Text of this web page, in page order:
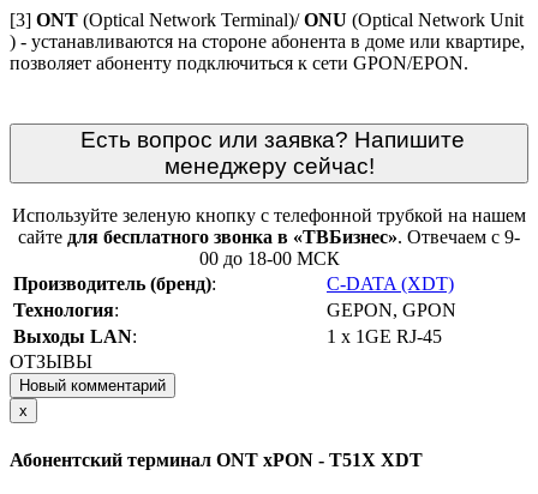
[3] ONT (Optical Network Terminal)/ONU (Optical Network Unit
) - устанавливаются на стороне абонента в доме или квартире,
позволяет абоненту подключиться к сети GPON/EPON.
менеджеру сейчас!
Используйте зеленую кнопку с телефонной трубкой на нашем
сайте для бесплатного звонка в «ТВБизнес». Отвечаем с 9-
00 до 18-00 МСК
Производитель (бренд):
C-DATA (XDT)
Технология:
GEPON, GPON
Выходы LAN:
1 x 1GE RJ-45
ОТЗЫВЫ
Новый комментарий
x
Абонентский терминал ONT xPON - T51X XDT